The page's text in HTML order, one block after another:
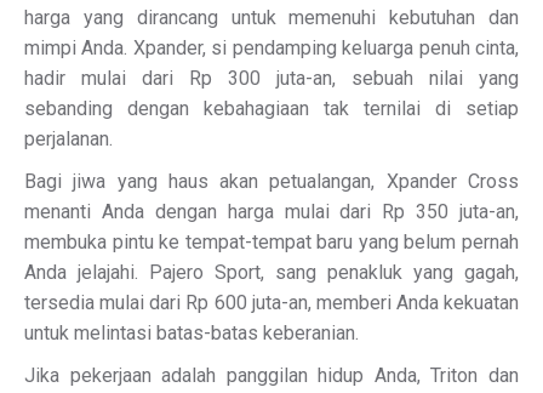
harga yang dirancang untuk memenuhi kebutuhan dan
mimpi Anda. Xpander, si pendamping keluarga penuh cinta,
hadir mulai dari Rp 300 juta-an, sebuah nilai yang
sebanding dengan kebahagiaan tak ternilai di setiap
perjalanan.
Bagi jiwa yang haus akan petualangan, Xpander Cross
menanti Anda dengan harga mulai dari Rp 350 juta-an,
membuka pintu ke tempat-tempat baru yang belum pernah
Anda jelajahi. Pajero Sport, sang penakluk yang gagah,
tersedia mulai dari Rp 600 juta-an, memberi Anda kekuatan
untuk melintasi batas-batas keberanian.
Jika pekerjaan adalah panggilan hidup Anda, Triton dan